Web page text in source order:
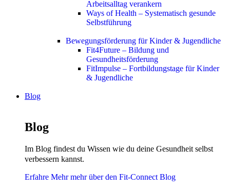
Arbeitsalltag verankern
Ways of Health – Systematisch gesunde
Selbstführung
Bewegungsförderung für Kinder & Jugendliche
Fit4Future – Bildung und
Gesundheitsförderung
FitImpulse – Fortbildungstage für Kinder
& Jugendliche
Blog
Blog
Im Blog findest du Wissen wie du deine Gesundheit selbst
verbessern kannst.
Erfahre Mehr mehr über den Fit-Connect Blog